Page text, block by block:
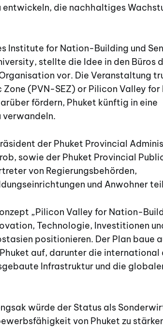
die nachhaltiges
Institute for Nation-Building und
stellte die Idee in den Büros
vor. Die Veranstaltung
Zone (PVN-SEZ) or Pilicon Valley
fördern, Phuket künftig in eine
verwandeln.
der Phuket Provincial
sowie der Phuket Provincial
von Regierungsbehörden,
und Anwohner
„Pilicon Valley for Nation-
Technologie, Investitionen
positionieren. Der Plan baue
auf, darunter die international
Infrastruktur und die
würde der Status als
von Phuket zu